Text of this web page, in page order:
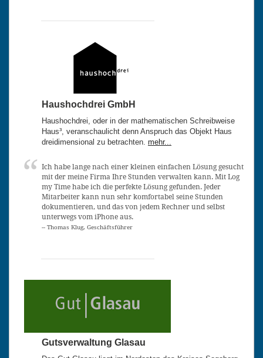
Haushochdrei GmbH
Haushochdrei, oder in der mathematischen Schreibweise
Haus³, veranschaulicht denn Anspruch das Objekt Haus
dreidimensional zu betrachten. mehr...
Ich habe lange nach einer kleinen einfachen Lösung gesucht
mit der meine Firma Ihre Stunden verwalten kann. Mit Log
my Time habe ich die perfekte Lösung gefunden. Jeder
Mitarbeiter kann nun sehr komfortabel seine Stunden
dokumentieren, und das von jedem Rechner und selbst
unterwegs vom iPhone aus.
-- Thomas Klug, Geschäftsführer
Gutsverwaltung Glasau